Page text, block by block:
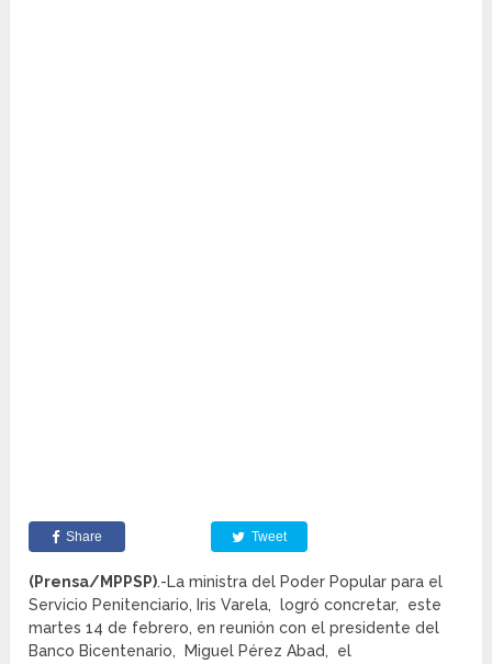
Share Tweet
(Prensa/MPPSP).-La ministra del Poder Popular para el
Servicio Penitenciario, Iris Varela, logró concretar, este
martes 14 de febrero, en reunión con el presidente del
Banco Bicentenario, Miguel Pérez Abad, el